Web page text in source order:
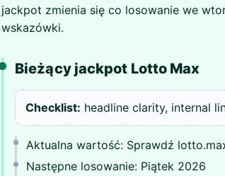
jackpot zmienia się co losowanie we
wskazówki.
Bieżący jackpot Lotto Max
Checklist: headline clarity, internal
Aktualna wartość: Sprawdź
Następne losowanie: Piątek 2026